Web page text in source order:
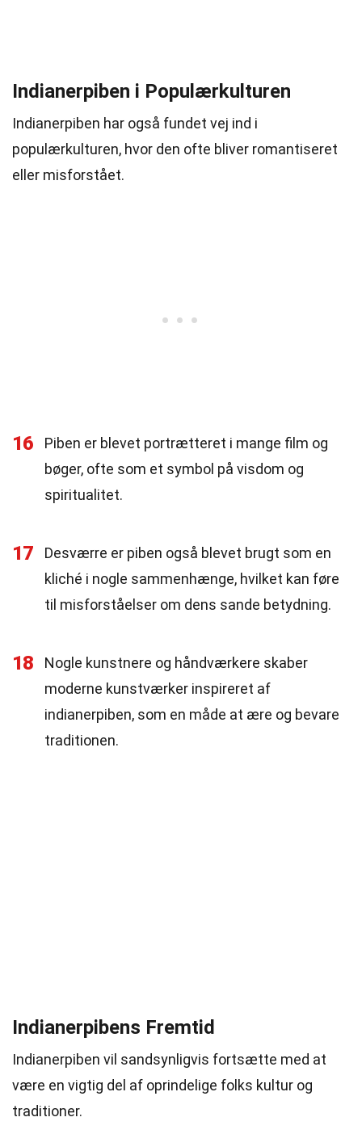
Indianerpiben i Populærkulturen
Indianerpiben har også fundet vej ind i
populærkulturen, hvor den ofte bliver romantiseret
eller misforstået.
16
Piben er blevet portrætteret i mange film og
bøger, ofte som et symbol på visdom og
spiritualitet.
17
Desværre er piben også blevet brugt som en
kliché i nogle sammenhænge, hvilket kan føre
til misforståelser om dens sande betydning.
18
Nogle kunstnere og håndværkere skaber
moderne kunstværker inspireret af
indianerpiben, som en måde at ære og bevare
traditionen.
Indianerpibens Fremtid
Indianerpiben vil sandsynligvis fortsætte med at
være en vigtig del af oprindelige folks kultur og
traditioner.